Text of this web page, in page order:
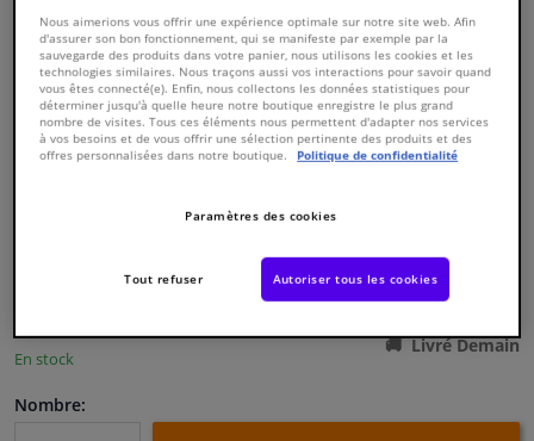
Fenêtres & accessoires
Intérieur & ameublement
Promotions et réductions
Capteurs & électronique
Numéro de produit d'origine:0172561
En stock
Livré Demain
Nombre:
Nous aimerions vous offrir une expérience optimale sur notre site web. Afin
d'assurer son bon fonctionnement, qui se manifeste par exemple par la
sauvegarde des produits dans votre panier, nous utilisons les cookies et les
technologies similaires. Nous traçons aussi vos interactions pour savoir quand
vous êtes connecté(e). Enfin, nous collectons les données statistiques pour
déterminer jusqu'à quelle heure notre boutique enregistre le plus grand
nombre de visites. Tous ces éléments nous permettent d'adapter nos services
à vos besoins et de vous offrir une sélection pertinente des produits et des
offres personnalisées dans notre boutique.
Politique de confidentialité
Paramètres des cookies
Tout refuser Autoriser tous les cookies